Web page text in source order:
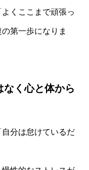
くここまで頑張っ
第一歩になりま
く心と体から
分は怠けているだ